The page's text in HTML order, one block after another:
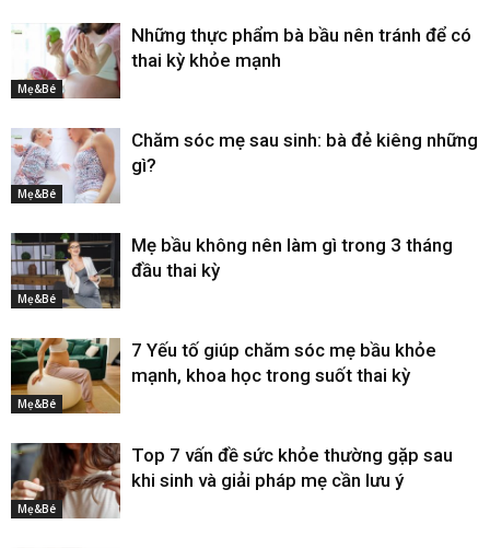
Mẹ&Bé
Những thực phẩm bà bầu nên tránh để có
thai kỳ khỏe mạnh
Mẹ&Bé
Chăm sóc mẹ sau sinh: bà đẻ kiêng những
gì?
Mẹ&Bé
Mẹ bầu không nên làm gì trong 3 tháng
đầu thai kỳ
Mẹ&Bé
7 Yếu tố giúp chăm sóc mẹ bầu khỏe
mạnh, khoa học trong suốt thai kỳ
Mẹ&Bé
Top 7 vấn đề sức khỏe thường gặp sau
khi sinh và giải pháp mẹ cần lưu ý